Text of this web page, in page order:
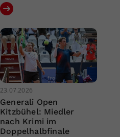
23.07.2026
Generali Open
Kitzbühel: Miedler
nach Krimi im
Doppelhalbfinale